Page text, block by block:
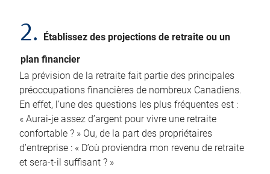
2.
Établissez des projections de retraite ou un
plan financier
La prévision de la retraite fait partie des principales
préoccupations financières de nombreux Canadiens.
En effet, l’une des questions les plus fréquentes est :
« Aurai-je assez d’argent pour vivre une retraite
confortable ? » Ou, de la part des propriétaires
d’entreprise : « D’où proviendra mon revenu de retraite
et sera-t-il suffisant ? »